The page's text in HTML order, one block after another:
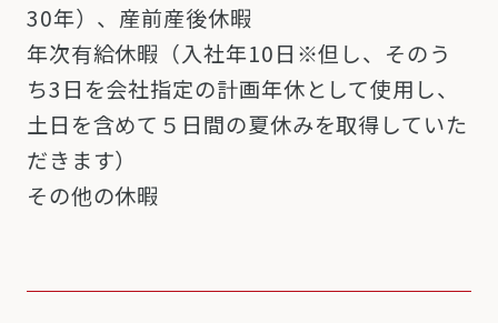
30年）、産前産後休暇
年次有給休暇（入社年10日※但し、そのう
ち3日を会社指定の計画年休として使用し、
土日を含めて５日間の夏休みを取得していた
だきます）
その他の休暇